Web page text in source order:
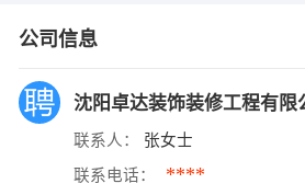
公司信息
沈阳卓达装饰装修工程有限
联系人： 张女士
联系电话： ****